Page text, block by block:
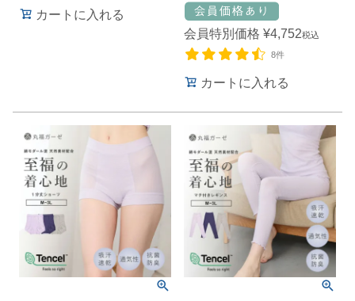
カートに入れる
会員特別価格 ¥4,752税込
8件
カートに入れる